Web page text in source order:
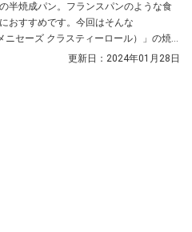
半焼成パン。フランスパンのような食
おすすめです。今回はそんな
ニセーズ クラスティーロール）」の焼
更新日： 2024年01月28日